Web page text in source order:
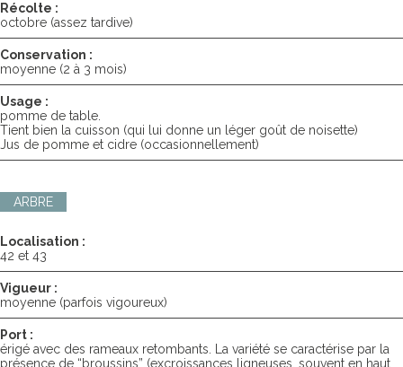
Récolte :
octobre (assez tardive)
Conservation :
moyenne (2 à 3 mois)
Usage :
pomme de table.
Tient bien la cuisson (qui lui donne un léger goût de noisette)
Jus de pomme et cidre (occasionnellement)
ARBRE
Localisation :
42 et 43
Vigueur :
moyenne (parfois vigoureux)
Port :
érigé avec des rameaux retombants. La variété se caractérise par la
présence de “broussins” (excroissances ligneuses, souvent en haut